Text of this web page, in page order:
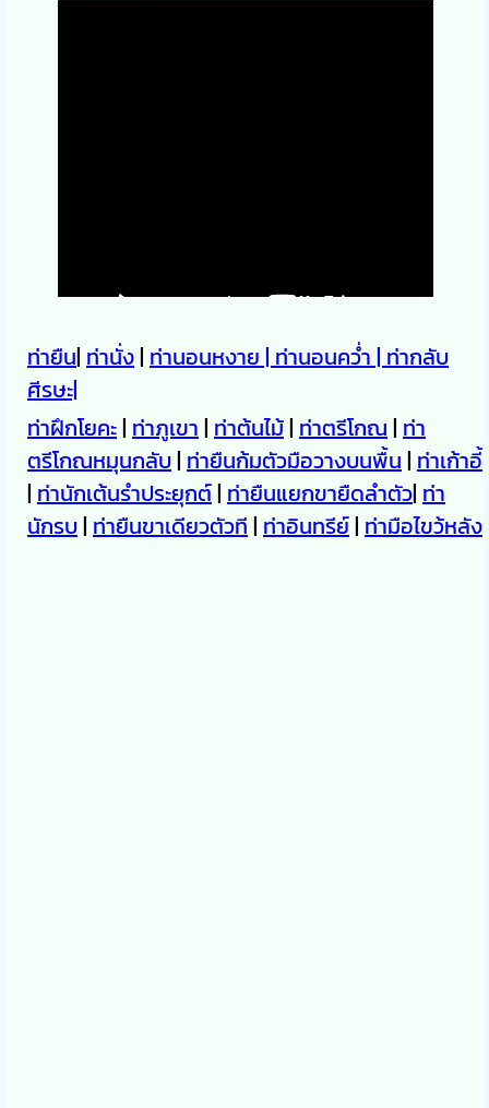
ท่ายืน| ท่านั่ง| ท่านอนหงาย |ท่านอนคว่ำ |ท่ากลับ
ศีรษะ|
ท่าฝึกโยคะ| ท่าภูเขา| ท่าต้นไม้| ท่าตรีโกณ| ท่า
ตรีโกณหมุนกลับ| ท่ายืนก้มตัวมือวางบนพื้น| ท่าเก้าอี้
| ท่านักเต้นรำประยุกต์| ท่ายืนแยกขายืดลำตัว| ท่า
นักรบ| ท่ายืนขาเดียวตัวที| ท่าอินทรีย์| ท่ามือไขว้หลัง